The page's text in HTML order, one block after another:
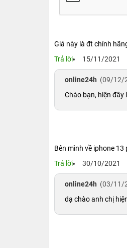
gần 3,5 triệu điểm
1.4. Pin khủng
Giá này là đt chính
Trả lời
15/11/2021
online24h (09/12/
Chào bạn, hiện đây
Bên mình về iphone
Trả lời
30/10/2021
online24h (03/11/
dạ chào anh chị